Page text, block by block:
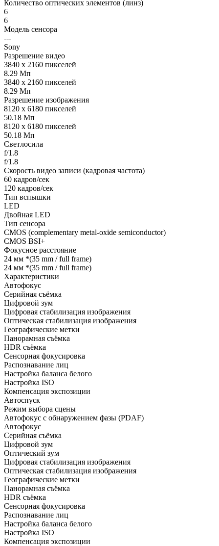
Количество оптических элементов (линз)
6
6
Модель сенсора
---
Sony
Разрешение видео
3840 x 2160 пикселей
8.29 Мп
3840 x 2160 пикселей
8.29 Мп
Разрешение изображения
8120 x 6180 пикселей
50.18 Мп
8120 x 6180 пикселей
50.18 Мп
Светлосила
f/1.8
f/1.8
Скорость видео записи (кадровая частота)
60 кадров/сек
120 кадров/сек
Тип вспышки
LED
Двойная LED
Тип сенсора
CMOS (complementary metal-oxide semiconductor)
CMOS BSI+
Фокусное расстояние
24 мм *(35 mm / full frame)
24 мм *(35 mm / full frame)
Характеристики
Автофокус
Серийная съёмка
Цифровой зум
Цифровая стабилизация изображения
Оптическая стабилизация изображения
Географические метки
Панорамная съёмка
HDR съёмка
Сенсорная фокусировка
Распознавание лиц
Настройка баланса белого
Настройка ISO
Компенсация экспозиции
Автоспуск
Режим выбора сцены
Автофокус с обнаружением фазы (PDAF)
Автофокус
Серийная съёмка
Цифровой зум
Оптический зум
Цифровая стабилизация изображения
Оптическая стабилизация изображения
Географические метки
Панорамная съёмка
HDR съёмка
Сенсорная фокусировка
Распознавание лиц
Настройка баланса белого
Настройка ISO
Компенсация экспозиции